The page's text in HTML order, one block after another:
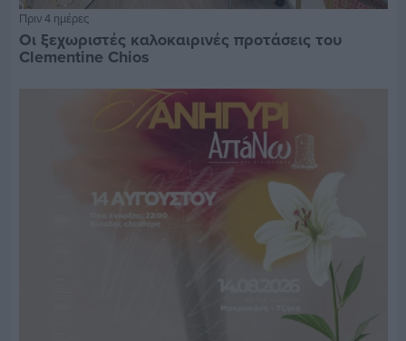
Πριν 4 ημέρες
Οι ξεχωριστές καλοκαιρινές προτάσεις του
Clementine Chios